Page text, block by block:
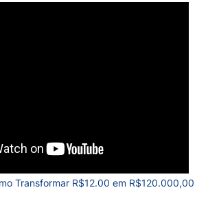
Transformar R$12.00 em R$120.000,00